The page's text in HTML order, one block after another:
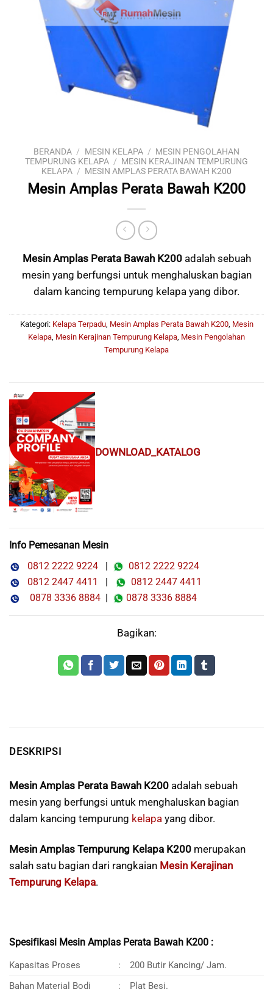
BERANDA / MESIN KELAPA / MESIN PENGOLAHAN
TEMPURUNG KELAPA / MESIN KERAJINAN TEMPURUNG
KELAPA / MESIN AMPLAS PERATA BAWAH K200
Mesin Amplas Perata Bawah K200
Mesin Amplas Perata Bawah K200adalah sebuah
mesin yang berfungsi untuk menghaluskan bagian
dalam kancing tempurung kelapa yang dibor.
Kategori: Kelapa Terpadu, Mesin Amplas Perata Bawah K200, Mesin
Kelapa Mesin Kerajinan Tempurung Kelapa Mesin Pengolahan
Tempurung Kelapa
DOWNLOAD_KATALOG
Info Pemesanan Mesin
0812 2222 9224 |
0812 2222 9224
0812 2447 4411
|
0812 2447 4411
0878 3336 8884 | 0878 3336 8884
Bagikan:
DESKRIPSI
Mesin Amplas Perata Bawah K200 adalah sebuah
mesin yang berfungsi untuk menghaluskan bagian
dalam kancing tempurung kelapa yang dibor.
Mesin Amplas Tempurung Kelapa K200 merupakan
salah satu bagian dari rangkaian Mesin Kerajinan
Tempurung Kelapa.
Spesifikasi Mesin Amplas Perata Bawah K200 :
Kapasitas Proses :
200 Butir Kancing/ Jam.
Bahan Material Bodi
:
Plat Besi.